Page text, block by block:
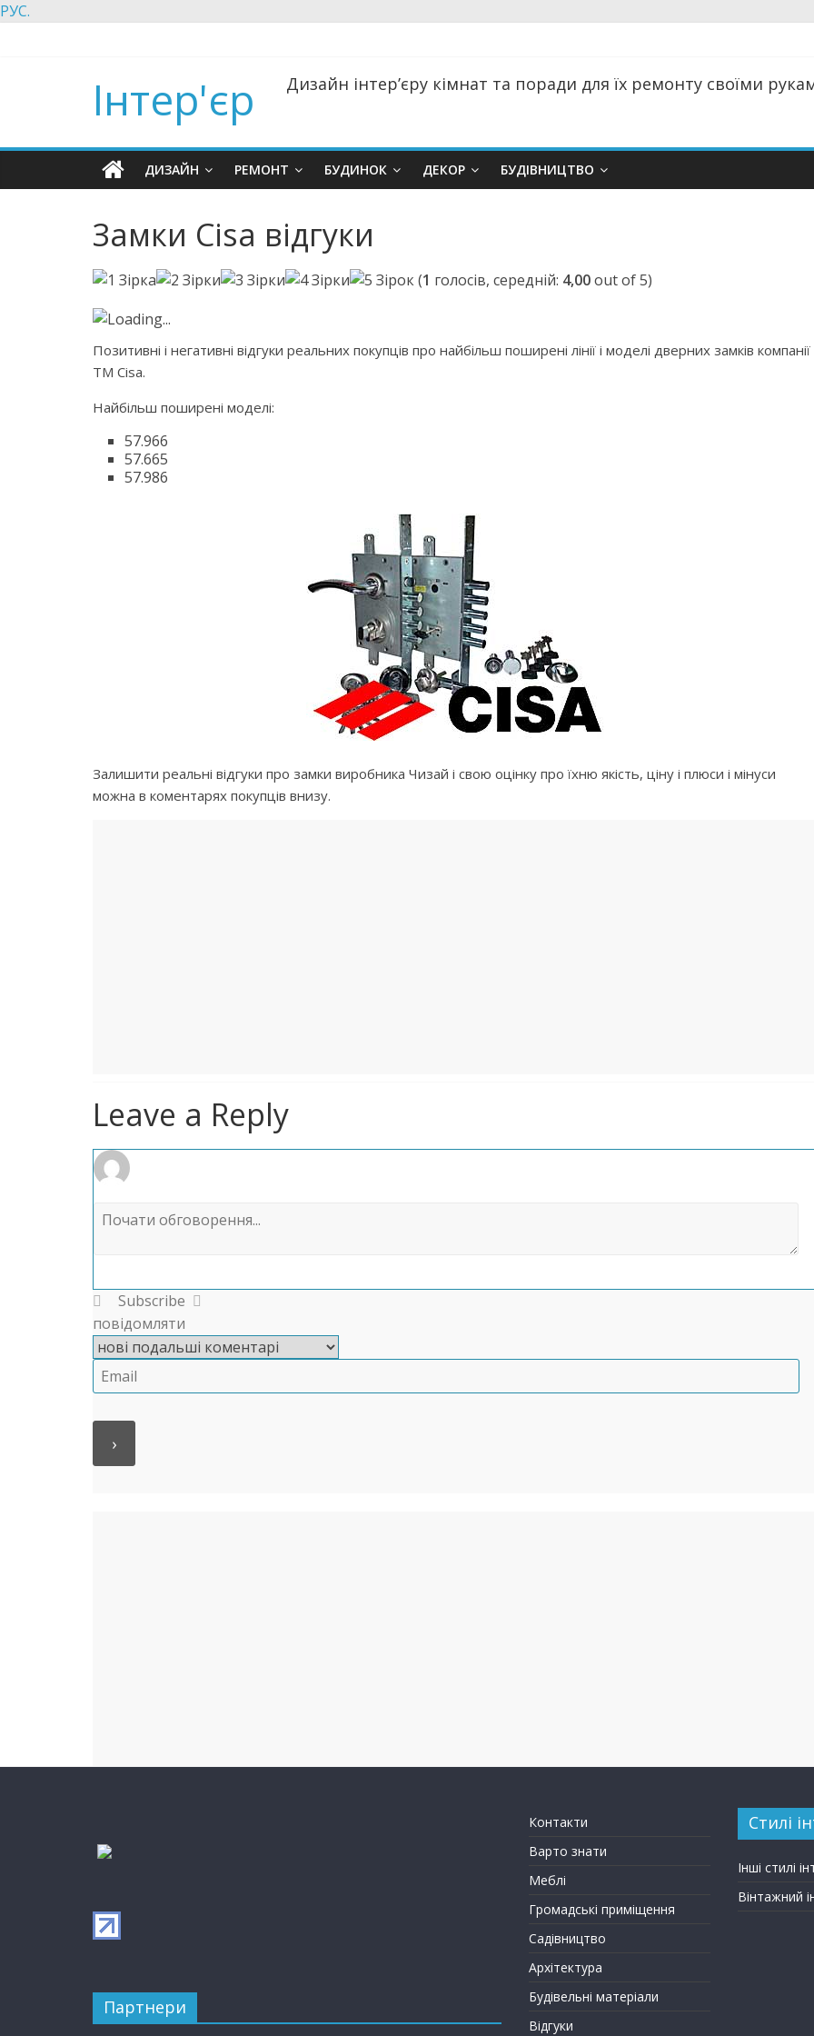
РУС.
Інтер'єр Дизайн інтер’єру кімнат та поради для їх ремонту своїми
ДИЗАЙН РЕМОНТ БУДИНОК ДЕКОР БУДІВНИЦТВО
Замки Cisa відгуки
(1 голосів, середній: 4,00out of 5)
Loading...
Позитивні і негативні відгуки реальних покупців про найбільш поширені лінії і моделі дверних замків компанії
ТМ Cisa.
Найбільш поширені моделі:
57.966
57.665
57.986
Залишити реальні відгуки про замки виробника Чизай і свою оцінку про їхню якість, ціну і плюси і мінуси
можна в коментарях покупців внизу.
Leave a Reply
Subscribe
повідомляти
Партнери
Контакти
Варто знати
Меблі
Громадські приміщення
Садівництво
Архітектура
Будівельні матеріали
Відгуки
Стилі
Інші стилі
Вінтажний